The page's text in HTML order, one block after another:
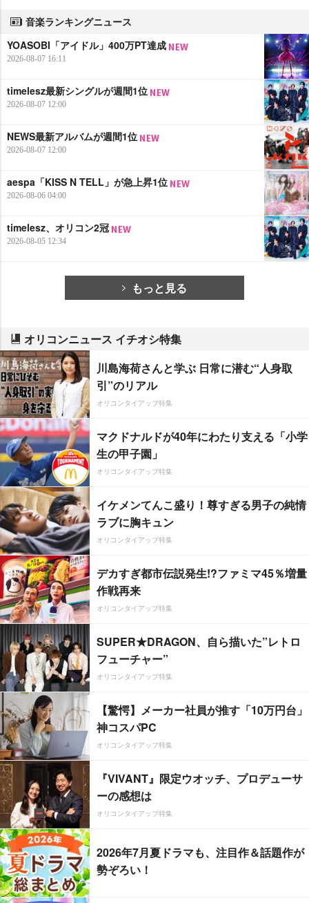
音楽ランキングニュース
YOASOBI「アイドル」400万PT達成
2026-08-07 16:11
timelesz最新シングルが週間1位
2026-08-07 12:00
NEWS最新アルバムが週間1位
2026-08-07 12:00
aespa「KISS N TELL」が急上昇1位
2026-08-06 04:00
timelesz、オリコン2冠
2026-08-05 12:34
もっと見る
オリコンニュース イチオシ特集
川島海荷さんと学ぶ 日常に潜む“人身取
引”のリアル
オリコンタイアップ特集
マクドナルドが40年にわたり支える「小学
生の甲子園」
オリコンタイアップ特集
イケメンてんこ盛り！尊すぎる男子の純情
ラブに胸キュン
オリコンタイアップ特集
デカすぎ都市伝説発生!?ファミマ45％増量
作戦再来
オリコンタイアップ特集
SUPER★DRAGON、自ら描いた”レトロ
フューチャー”
オリコンタイアップ特集
【驚愕】メーカー社員が推す「10万円台」
神コスパPC
オリコンタイアップ特集
『VIVANT』限定ウオッチ、プロデューサ
ーの感想は
オリコンタイアップ特集
2026年7月夏ドラマも、注目作＆話題作が
勢ぞろい！